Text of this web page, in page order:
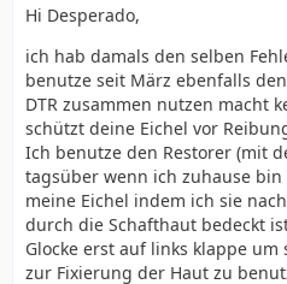
Hi Desperado,
ich hab damals den selben
benutze seit März ebenfalls
DTR zusammen nutzen macht
schützt deine Eichel vor
Ich benutze den Restorer (mit
tagsüber wenn ich zuhause
meine Eichel indem ich sie
durch die Schafthaut bedeckt
Glocke erst auf links klappe
zur Fixierung der Haut zu